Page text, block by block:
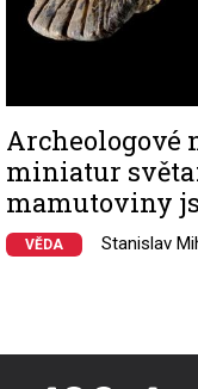
Archeologové
miniatur
mamutoviny
VĚDA Stanislav